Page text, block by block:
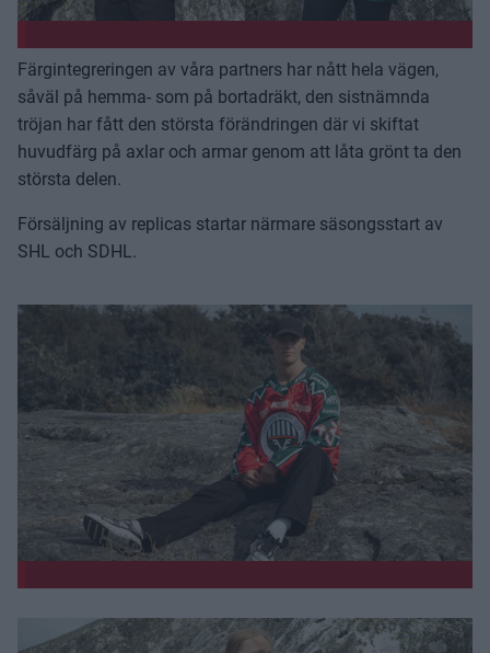
Färgintegreringen av våra partners har nått hela vägen,
såväl på hemma- som på bortadräkt, den sistnämnda
tröjan har fått den största förändringen där vi skiftat
huvudfärg på axlar och armar genom att låta grönt ta den
största delen.
Försäljning av replicas startar närmare säsongsstart av
SHL och SDHL.